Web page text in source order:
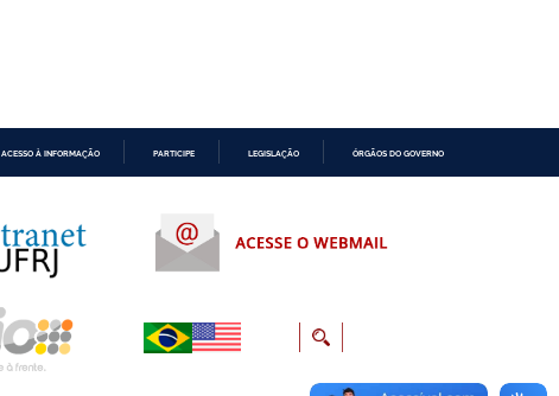
ACESSO À INFORMAÇÃO PARTICIPE LEGISLAÇÃO ÓRGÃOS DO GOVERNO